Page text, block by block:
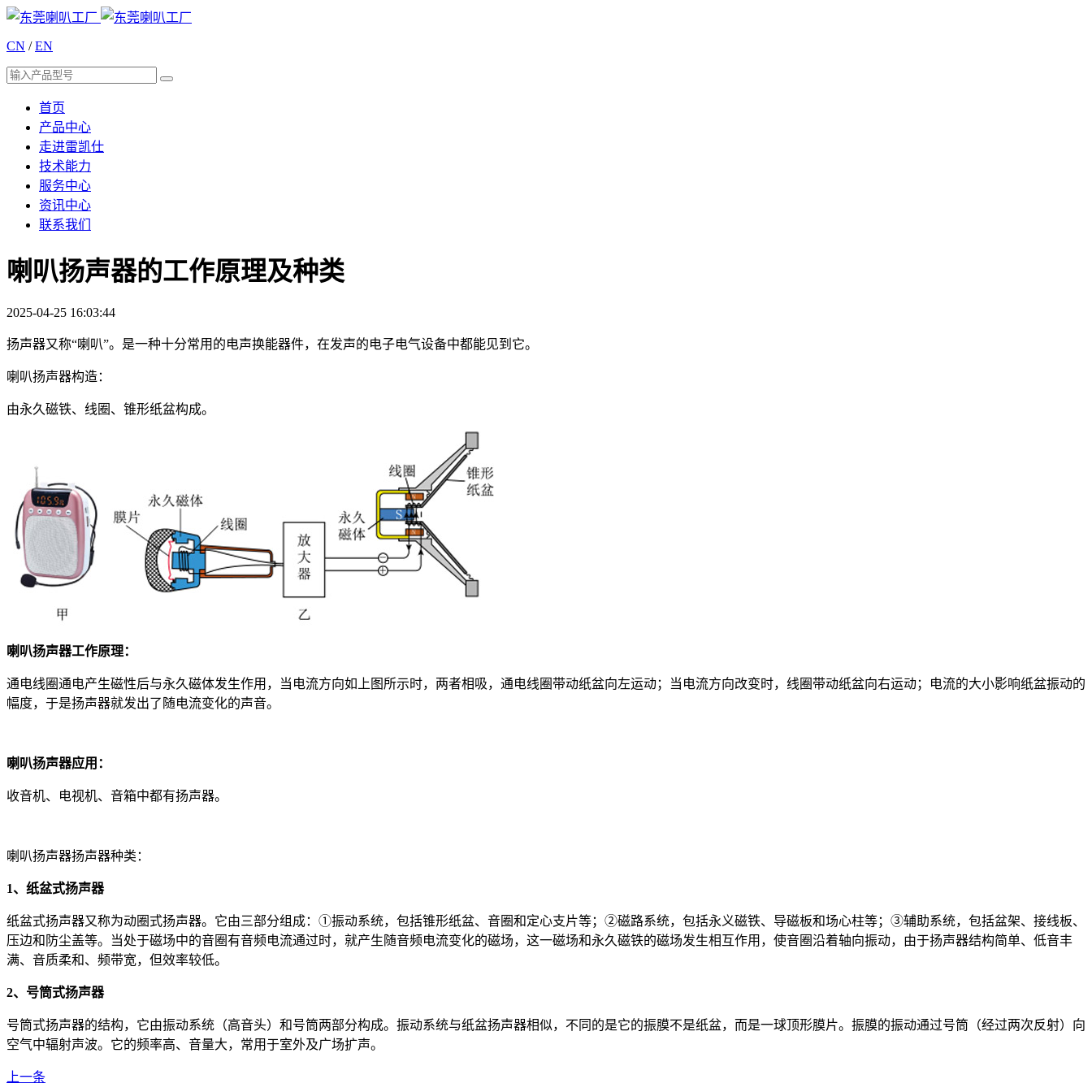
CN /EN
首页
产品中心
走进雷凯仕
技术能力
服务中心
资讯中心
联系我们
喇叭扬声器的工作原理及种类
2025-04-25 16:03:44
扬声器又称“喇叭”。是一种十分常用的电声换能器件，在发声的电子电气设备中都能见到它。
喇叭扬声器构造：
由永久磁铁、线圈、锥形纸盆构成。
喇叭扬声器工作原理：
通电线圈通电产生磁性后与永久磁体发生作用，当电流方向如上图所示时，两者相吸，通电线圈带动纸盆向左运动；当电流方向改变时，线圈带动纸盆向右运动；电流的大小影响纸盆振动的
幅度，于是扬声器就发出了随电流变化的声音。
喇叭扬声器应用：
收音机、电视机、音箱中都有扬声器。
喇叭扬声器扬声器种类：
1、纸盆式扬声器
纸盆式扬声器又称为动圈式扬声器。它由三部分组成：①振动系统，包括锥形纸盆、音圈和定心支片等；②磁路系统，包括永义磁铁、导磁板和场心柱等；③辅助系统，包括盆架、接线板、
压边和防尘盖等。当处于磁场中的音圈有音频电流通过时，就产生随音频电流变化的磁场，这一磁场和永久磁铁的磁场发生相互作用，使音圈沿着轴向振动，由于扬声器结构简单、低音丰
满、音质柔和、频带宽，但效率较低。
2、号筒式扬声器
号筒式扬声器的结构，它由振动系统（高音头）和号筒两部分构成。振动系统与纸盆扬声器相似，不同的是它的振膜不是纸盆，而是一球顶形膜片。振膜的振动通过号筒（经过两次反射）向
空气中辐射声波。它的频率高、音量大，常用于室外及广场扩声。
上一条